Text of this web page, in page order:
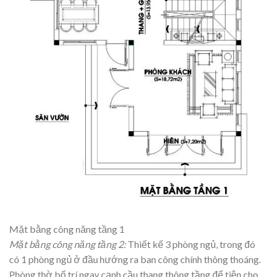
Mặt bằng công năng tầng 1
Mặt bằng công năng tầng 2:Thiết kế 3 phòng ngủ, trong đó
có 1 phòng ngủ ở đầu hướng ra ban công chính thông thoáng.
Phòng thờ bố trí ngay cạnh cầu thang thông tầng để tiện cho